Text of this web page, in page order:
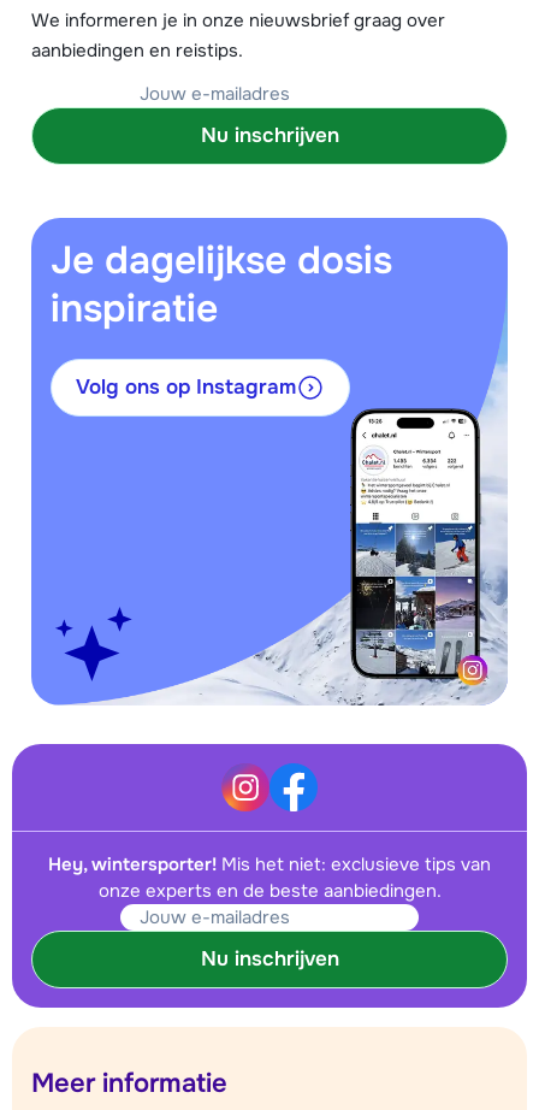
We informeren je in onze nieuwsbrief graag over
aanbiedingen en reistips.
Nu inschrijven
Je dagelijkse dosis
inspiratie
Volg ons op Instagram
Hey, wintersporter! Mis het niet: exclusieve tips van
onze experts en de beste aanbiedingen.
Nu inschrijven
Meer informatie